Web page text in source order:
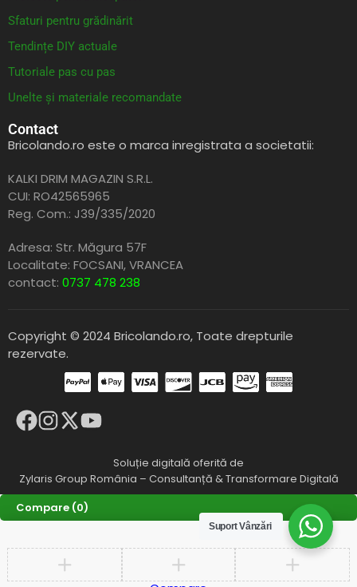
Sfaturi pentru grădinărit
Tendințe DIY actuale
Tutoriale pas cu pas
Unelte și materiale recomandate
Contact
Bricolando.ro este o marca inregistrata a societatii:
KALKI DRIM MAGAZIN S.R.L.
CUI: RO42565965
Reg. Com.: J39/335/2020
Adresa: Str. Măgura 57F
Localitate: FOCSANI,VRANCEA
contact: 0737 478 238
Copyright © 2024 Bricolando.ro, Toate drepturile
rezervate.
Soluție digitală oferită de
Zylaris Group România – Consultanță & Transformare Digitală
Suport Vânzări
Compare (0)